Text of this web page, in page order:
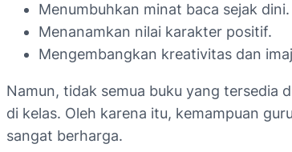
Menumbuhkan minat baca sejak dini.
Menanamkan nilai karakter positif.
Mengembangkan kreativitas dan
Namun, tidak semua buku yang tersedia
di kelas. Oleh karena itu, kemampuan
sangat berharga.